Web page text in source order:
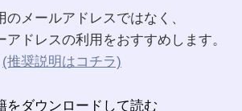
のメールアドレスではなく、
アドレスの利用をおすすめします。
(推奨説明はコチラ)